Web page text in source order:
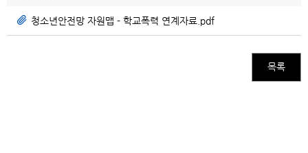
청소년안전망 자원맵 - 학교폭력 연계자료.pdf
목록